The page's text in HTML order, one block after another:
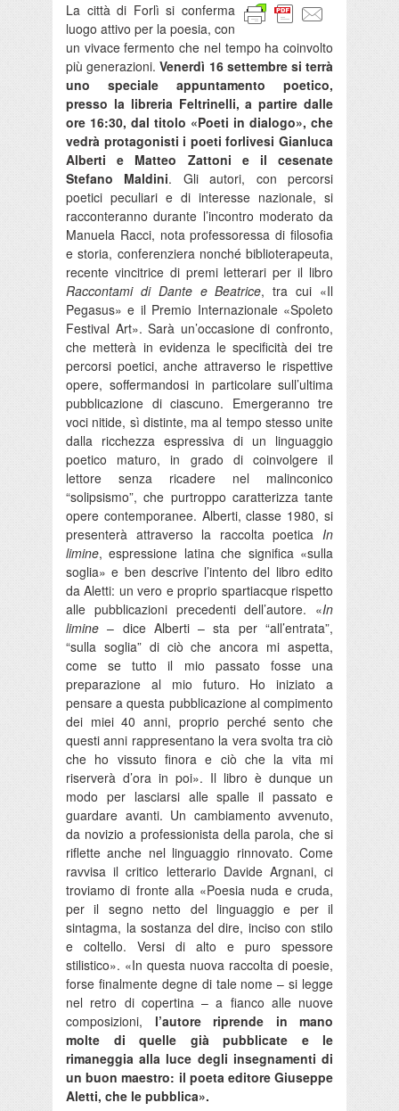
La città di Forlì si conferma
luogo attivo per la poesia, con
un vivace fermento che nel tempo ha coinvolto
più generazioni.Venerdì 16 settembre si terrà
uno speciale appuntamento poetico,
presso la libreria Feltrinelli, a partire dalle
ore 16:30, dal titolo «Poeti in dialogo», che
vedrà protagonisti i poeti forlivesi Gianluca
Alberti e Matteo Zattoni e il cesenate
Stefano Maldini. Gli autori, con percorsi
poetici peculiari e di interesse nazionale, si
racconteranno durante l’incontro moderato da
Manuela Racci, nota professoressa di filosofia
e storia, conferenziera nonché biblioterapeuta,
recente vincitrice di premi letterari per il libro
Raccontami di Dante e Beatrice, tra cui «Il
Pegasus» e il Premio Internazionale «Spoleto
Festival Art». Sarà un’occasione di confronto,
che metterà in evidenza le specificità dei tre
percorsi poetici, anche attraverso le rispettive
opere, soffermandosi in particolare sull’ultima
pubblicazione di ciascuno. Emergeranno tre
voci nitide, sì distinte, ma al tempo stesso unite
dalla ricchezza espressiva di un linguaggio
poetico maturo, in grado di coinvolgere il
lettore senza ricadere nel malinconico
“solipsismo”, che purtroppo caratterizza tante
opere contemporanee. Alberti, classe 1980, si
presenterà attraverso la raccolta poetica In
limine, espressione latina che significa «sulla
soglia» e ben descrive l’intento del libro edito
da Aletti: un vero e proprio spartiacque rispetto
alle pubblicazioni precedenti dell’autore. «In
limine – dice Alberti – sta per “all’entrata”,
“sulla soglia” di ciò che ancora mi aspetta,
come se tutto il mio passato fosse una
preparazione al mio futuro. Ho iniziato a
pensare a questa pubblicazione al compimento
dei miei 40 anni, proprio perché sento che
questi anni rappresentano la vera svolta tra ciò
che ho vissuto finora e ciò che la vita mi
riserverà d’ora in poi». Il libro è dunque un
modo per lasciarsi alle spalle il passato e
guardare avanti. Un cambiamento avvenuto,
da novizio a professionista della parola, che si
riflette anche nel linguaggio rinnovato. Come
ravvisa il critico letterario Davide Argnani, ci
troviamo di fronte alla «Poesia nuda e cruda,
per il segno netto del linguaggio e per il
sintagma, la sostanza del dire, inciso con stilo
e coltello. Versi di alto e puro spessore
stilistico». «In questa nuova raccolta di poesie,
forse finalmente degne di tale nome – si legge
nel retro di copertina – a fianco alle nuove
composizioni, l’autore riprende in mano
molte di quelle già pubblicate e le
rimaneggia alla luce degli insegnamenti di
un buon maestro: il poeta editore Giuseppe
Aletti, che le pubblica».